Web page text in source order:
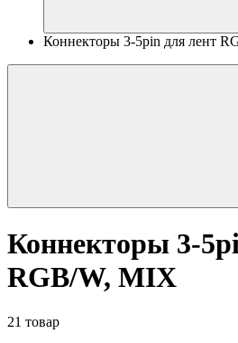
Коннекторы 3-5pin для лент
Коннекторы 3-
RGB/W, MIX
21 товар